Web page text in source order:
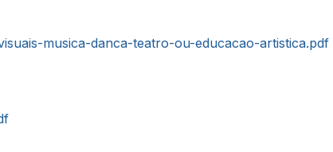
musica-danca-teatro-ou-educacao-artistica.pdf